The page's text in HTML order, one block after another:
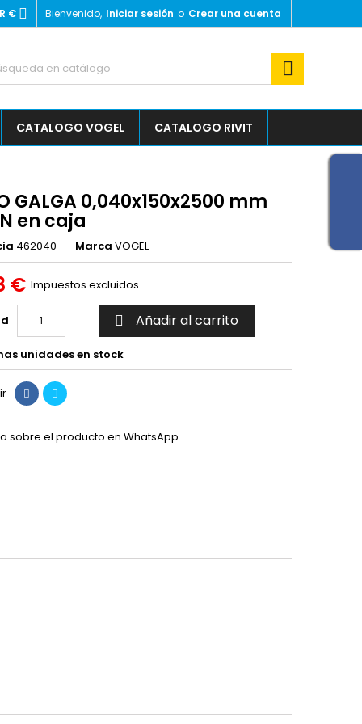
Bienvenido, Iniciar sesión o Crear una cuenta
€ 

CATALOGO VOGEL CATALOGO RIVIT
GALGA 0,040x150x2500 mm
en caja
462040 Marca VOGEL
€ Impuestos excluidos
 Añadir al carrito
unidades en stock
sobre el producto en WhatsApp